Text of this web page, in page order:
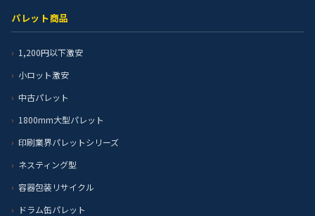
パレット商品
1,200円以下激安
小ロット激安
中古パレット
1800mm大型パレット
印刷業界パレットシリーズ
ネスティング型
容器包装リサイクル
ドラム缶パレット